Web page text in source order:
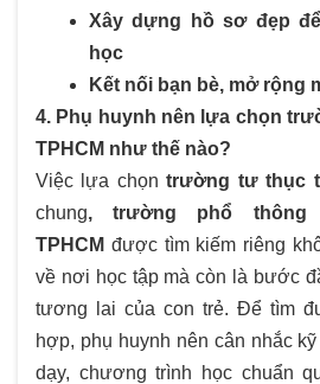
Xây dựng hồ sơ đẹp
học
Kết nối bạn bè, mở rộng
4. Phụ huynh nên lựa chọn
TPHCM như thế nào?
Việc lựa chọntrường tư thục
chung, trường phổ thông
TPHCM được tìm kiếm riêng
về nơi học tập mà còn là bước
tương lai của con trẻ. Để tìm
hợp, phụ huynh nên cân nhắc
dạy, chương trình học chuẩn